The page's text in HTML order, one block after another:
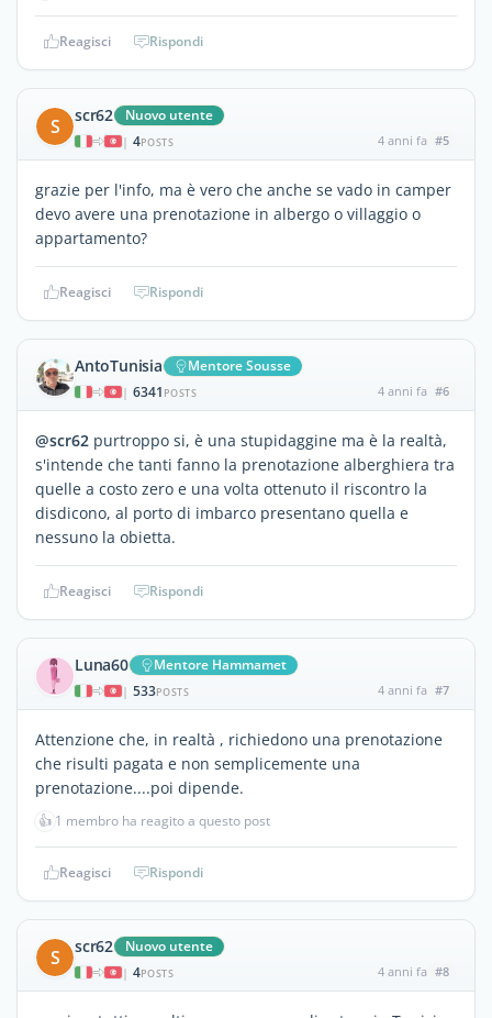
Reagisci Rispondi
S scr62 Nuovo utente
| 4POSTS 4 anni fa #5
grazie per l'info, ma è vero che anche se vado in camper
devo avere una prenotazione in albergo o villaggio o
appartamento?
Reagisci Rispondi
AntoTunisia Mentore Sousse
| 6341 POSTS 4 anni fa #6
@scr62 purtroppo si, è una stupidaggine ma è la realtà,
s'intende che tanti fanno la prenotazione alberghiera tra
quelle a costo zero e una volta ottenuto il riscontro la
disdicono, al porto di imbarco presentano quella e
nessuno la obietta.
Reagisci Rispondi
Luna60 Mentore Hammamet
| 533POSTS 4 anni fa #7
Attenzione che, in realtà , richiedono una prenotazione
che risulti pagata e non semplicemente una
prenotazione....poi dipende.
👍 1 membro ha reagito a questo post
Reagisci Rispondi
S scr62 Nuovo utente
| 4POSTS 4 anni fa #8